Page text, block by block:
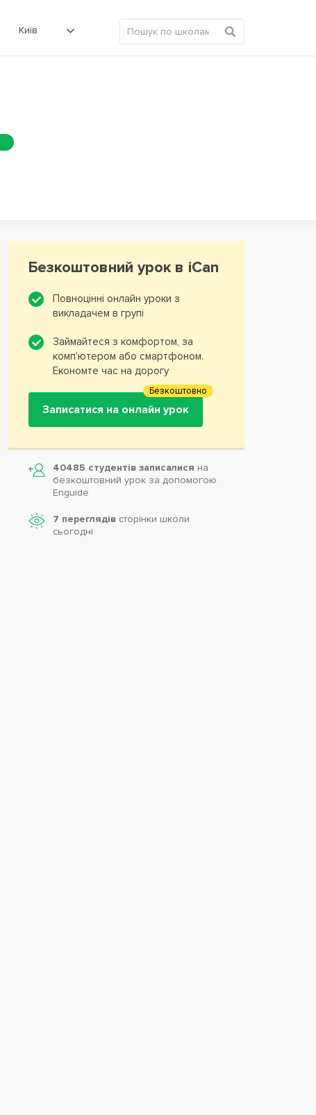
Київ
Безкоштовний урок в iCan
Повноцінні онлайн уроки з
викладачем в групі
Займайтеся з комфортом, за
комп'ютером або смартфоном.
Економте час на дорогу
Записатися на онлайн урок
Безкоштовно
40485 студентів записалися на
безкоштовний урок за допомогою
Enguide
7 переглядівсторінки школи
cьогодні